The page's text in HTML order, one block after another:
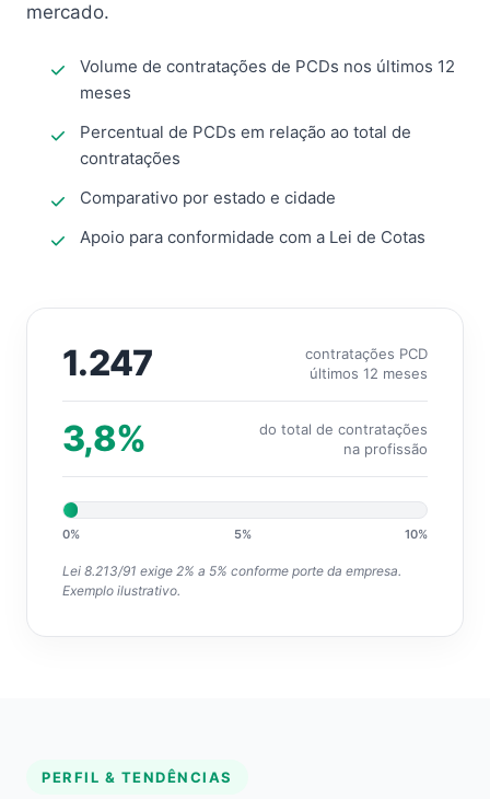
mercado.
Volume de contratações de PCDs nos últimos 12
meses
Percentual de PCDs em relação ao total de
contratações
Comparativo por estado e cidade
Apoio para conformidade com a Lei de Cotas
1.247
contratações PCD
últimos 12 meses
3,8%
do total de contratações
na profissão
0% 5% 10%
Lei 8.213/91 exige 2% a 5% conforme porte da empresa.
Exemplo ilustrativo.
PERFIL & TENDÊNCIAS